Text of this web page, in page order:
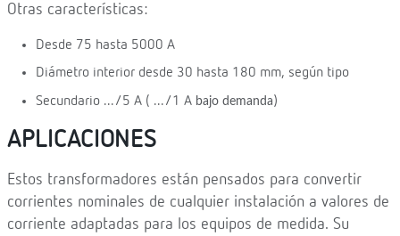
Otras características:
Desde 75 hasta 5000 A
Diámetro interior desde 30 hasta 180 mm, según tipo
Secundario .../5 A ( .../1 A bajo demanda )
APLICACIONES
Estos transformadores están pensados para convertir
corrientes nominales de cualquier instalación a valores de
corriente adaptadas para los equipos de medida. Su